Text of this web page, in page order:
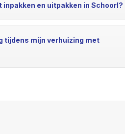
inpakken en uitpakken in Schoorl?
tijdens mijn verhuizing met